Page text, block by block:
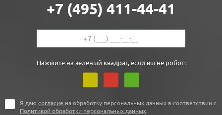
+7 (495) 411-44-41
Нажмите на зеленый квадрат, если вы не робот:
Я даю согласие на обработку персональных данных в соответствии с
Политикой обработки персональных данных.